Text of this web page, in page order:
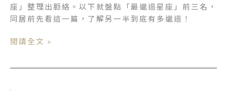
座」整理出脈絡。以下就盤點「最邋遢星座」前三名，
同居前先看這一篇，了解另一半到底有多邋遢！
點
最
遢
座，
星
閱讀全文 »
第